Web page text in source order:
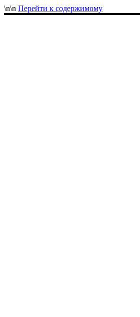
\n\n Перейти к содержимому